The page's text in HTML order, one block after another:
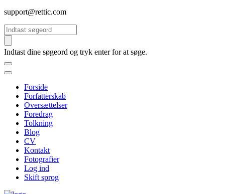
support@rettic.com
Søg
Indtast dine søgeord og tryk enter for at søge.
Forside
Forfatterskab
Oversættelser
Foredrag
Tolkning
Blog
CV
Kontakt
Fotografier
Log ind
Skift sprog